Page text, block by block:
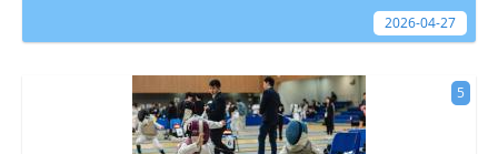
2026-04-27
5